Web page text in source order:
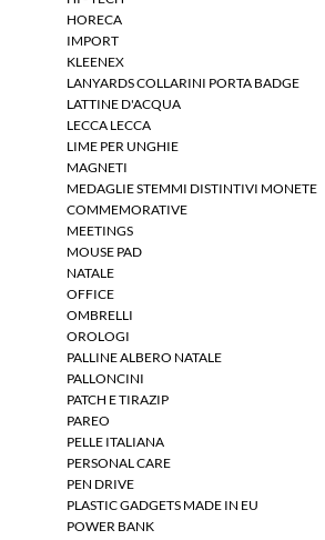
HORECA
IMPORT
KLEENEX
LANYARDS COLLARINI PORTA BADGE
LATTINE D'ACQUA
LECCA LECCA
LIME PER UNGHIE
MAGNETI
MEDAGLIE STEMMI DISTINTIVI MONETE
COMMEMORATIVE
MEETINGS
MOUSE PAD
NATALE
OFFICE
OMBRELLI
OROLOGI
PALLINE ALBERO NATALE
PALLONCINI
PATCH E TIRAZIP
PAREO
PELLE ITALIANA
PERSONAL CARE
PEN DRIVE
PLASTIC GADGETS MADE IN EU
POWER BANK